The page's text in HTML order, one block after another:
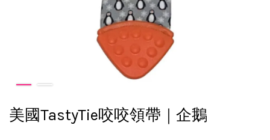
美國TastyTie咬咬領帶｜企鵝